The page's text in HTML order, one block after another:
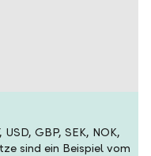
GBP, SEK, NOK,
sind ein Beispiel vom